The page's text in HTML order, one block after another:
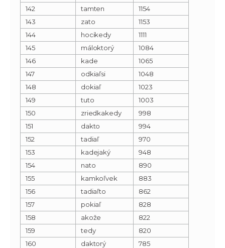
142
tamten
1154
143
zato
1153
144
hocikedy
1111
145
máloktorý
1084
146
kade
1065
147
odkiaľsi
1048
148
dokiaľ
1023
149
tuto
1003
150
zriedkakedy
998
151
dakto
994
152
tadiaľ
970
153
kadejaký
948
154
nato
890
155
kamkoľvek
883
156
tadiaľto
862
157
pokiaľ
828
158
akože
822
159
tedy
820
160
daktorý
785